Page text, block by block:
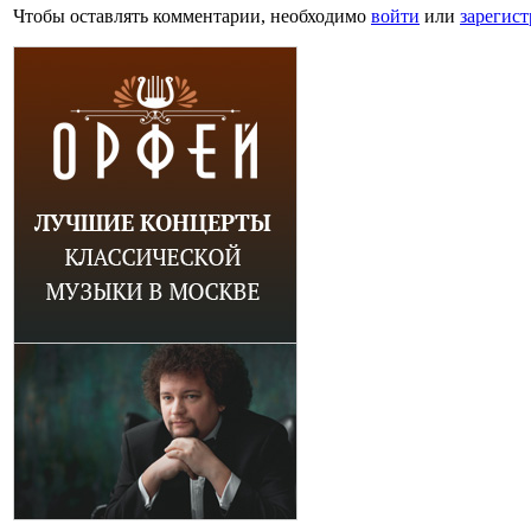
Чтобы оставлять комментарии, необходимо войти или